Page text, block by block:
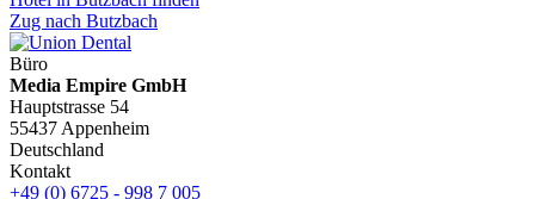
Zug nach Butzbach
Büro
Media Empire GmbH
Hauptstrasse 54
55437 Appenheim
Deutschland
Kontakt
+49 (0) 6725 - 998 7 005